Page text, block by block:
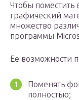
Чтобы
графический
множество
программы
Ее возможности
Поменять
полностью;